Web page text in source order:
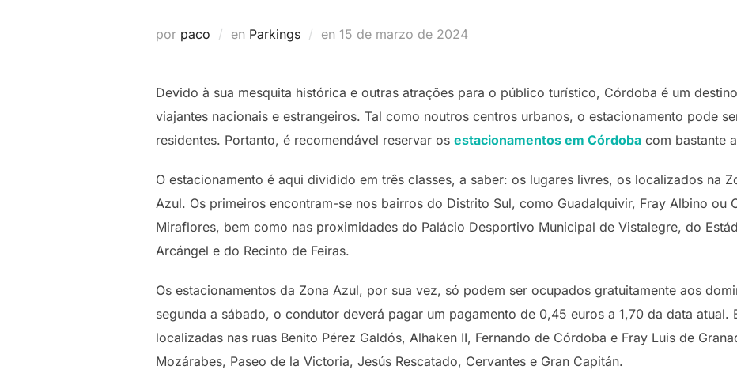
por paco en Parkings en Publicado
15 de marzo de 2024
Devido à sua mesquita histórica e outras atrações para o público turístico, Córdoba é um
viajantes nacionais e estrangeiros. Tal como noutros centros urbanos, o estacionamento pode
residentes. Portanto, é recomendável reservar os estacionamentos em Córdoba com bastante
O estacionamento é aqui dividido em três classes, a saber: os lugares livres, os localizados na
Azul. Os primeiros encontram-se nos bairros do Distrito Sul, como Guadalquivir, Fray Albino ou
Miraflores, bem como nas proximidades do Palácio Desportivo Municipal de Vistalegre, do
Arcángel e do Recinto de Feiras.
Os estacionamentos da Zona Azul, por sua vez, só podem ser ocupados gratuitamente aos
segunda a sábado, o condutor deverá pagar um pagamento de 0,45 euros a 1,70 da data atual.
localizadas nas ruas Benito Pérez Galdós, Alhaken II, Fernando de Córdoba e Fray Luis de
Mozárabes, Paseo de la Victoria, Jesús Rescatado, Cervantes e Gran Capitán.